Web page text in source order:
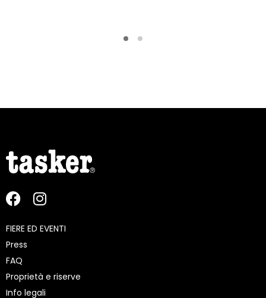
FIERE ED EVENTI
Press
FAQ
Proprietà e riserve
Info legali